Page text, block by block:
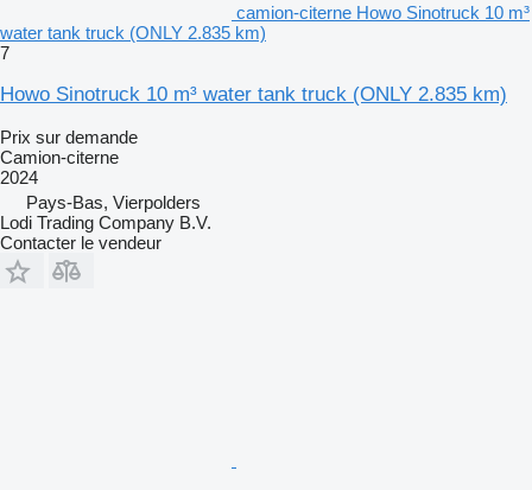
camion-citerne Howo Sinotruck 10 m³
water tank truck (ONLY 2.835 km)
7
Howo Sinotruck 10 m³ water tank truck (ONLY 2.835 km)
Prix sur demande
Camion-citerne
2024
Pays-Bas, Vierpolders
Lodi Trading Company B.V.
Contacter le vendeur